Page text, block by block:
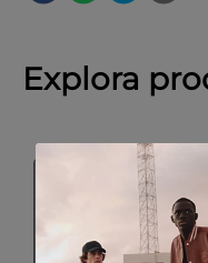
Explora